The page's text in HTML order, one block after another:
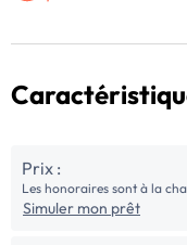
Prix :
Les honoraires sont à la
Simuler mon prêt